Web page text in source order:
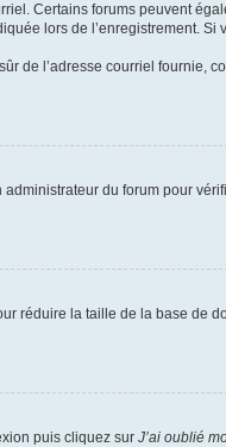
Certains forums peuvent
lors de l’enregistrement. Si
de l’adresse courriel fournie,
du forum pour
réduire la taille de la base de
puis cliquez sur J’ai oublié